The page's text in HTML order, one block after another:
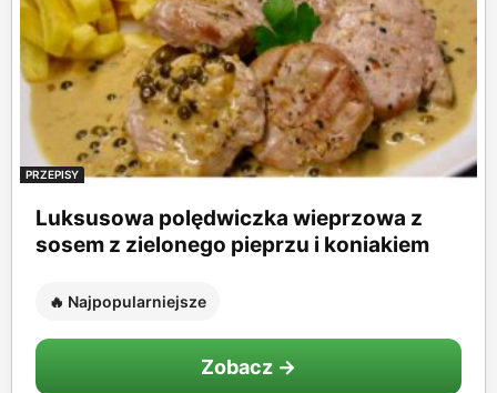
PRZEPISY
Luksusowa polędwiczka wieprzowa z
sosem z zielonego pieprzu i koniakiem
🔥 Najpopularniejsze
Zobacz →